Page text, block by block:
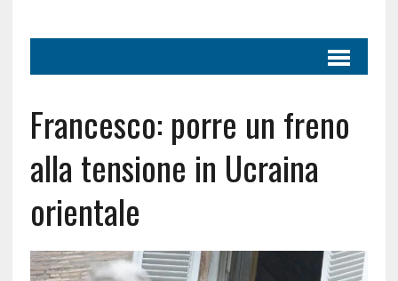
Francesco: porre un freno
alla tensione in Ucraina
orientale